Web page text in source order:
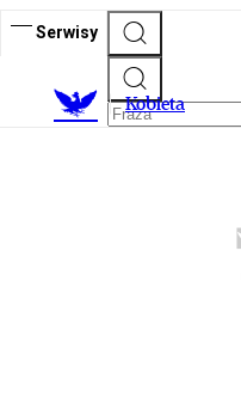
Serwisy
Kobieta